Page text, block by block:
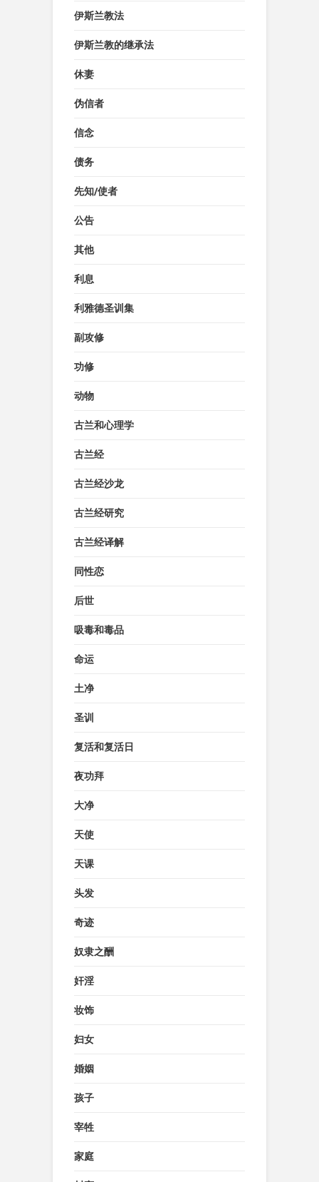
伊斯兰教法
伊斯兰教的继承法
休妻
伪信者
信念
债务
先知/使者
公告
其他
利息
利雅德圣训集
副攻修
功修
动物
古兰和心理学
古兰经
古兰经沙龙
古兰经研究
古兰经译解
同性恋
后世
吸毒和毒品
命运
土净
圣训
复活和复活日
夜功拜
大净
天使
天课
头发
奇迹
奴隶之酬
奸淫
妆饰
妇女
婚姻
孩子
宰牲
家庭